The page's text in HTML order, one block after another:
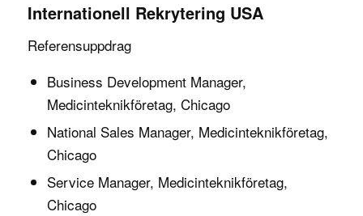
Internationell Rekrytering USA
Referensuppdrag
Business Development Manager,
Medicinteknikföretag, Chicago
National Sales Manager, Medicinteknikföretag,
Chicago
Service Manager, Medicinteknikföretag,
Chicago